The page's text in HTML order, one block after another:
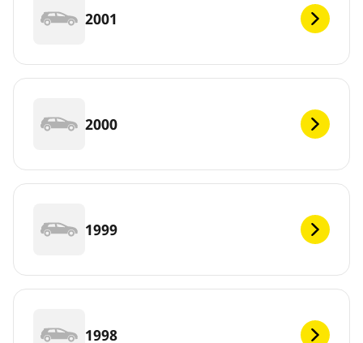
2001
2000
1999
1998